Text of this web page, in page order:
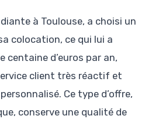
à Toulouse, a choisi un
colocation, ce qui lui a
centaine d’euros par an,
client très réactif et
Ce type d’offre,
conserve une qualité de